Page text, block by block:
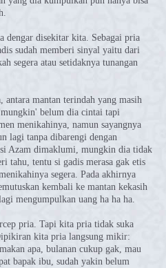
dengar disekitar kita. Sebagai pria
sudah memberi sinyal yaitu dari
segera atau setidaknya tunangan
mantan terindah yang masih
belum dia cintai tapi
menikahinya, namun sayangnya
lagi tanpa dibarengi dengan
Azam dimaklumi, mungkin dia tidak
tahu, tentu si gadis merasa gak etis
segera. Pada akhirnya
kembali ke mantan kekasih
mengumpulkan uang ha ha ha.
pria. Tapi kita pria tidak suka
kita pria langsung mikir:
apa, bulanan cukup gak, mau
bapak ibu, sudah yakin belum